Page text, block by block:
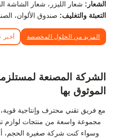
الشعار: شعار الليزر، شعار الشاشة
التعبئة والتغليف: صندوق الألوان،
المزيد من الحلول المخصصة أخبر
الشركة المصنعة
الموثوق بها
مجموعة واسعة من منتجات لوازم
وسواء كنت شركة صغيرة الحجم، أو